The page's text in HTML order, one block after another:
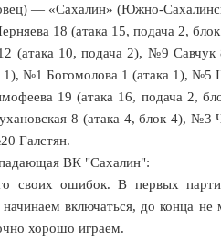
— «Сахалин» (Южно-
18 (атака 15, подача 2,
(атака 10, подача 2), №9
1), №1 Богомолова 1 (атака 1),
19 (атака 16, подача 2,
8 (атака 4, блок 4),
Галстян.
ВК "Сахалин":
своих ошибок. В первых
включаться, до конца
хорошо играем.